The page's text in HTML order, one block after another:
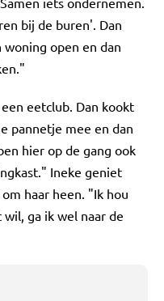
bij de buren'. Dan
open en dan
eetclub. Dan kookt
pannetje mee en dan
hier op de gang ook
Ineke geniet
haar heen. "Ik hou
ga ik wel naar de